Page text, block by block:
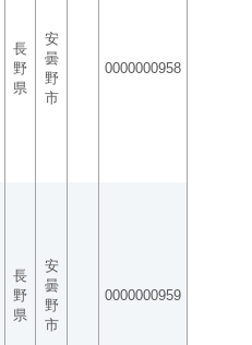
長
野
県
安
曇
野
市
0000000958
長
野
県
安
曇
野
市
0000000959